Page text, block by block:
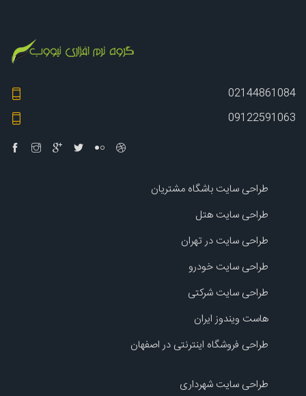
02144861084
09122591063
طراحی سایت باشگاه مشتریان
طراحی سایت هتل
طراحی سایت در تهران
طراحی سایت خودرو
طراحی سایت شرکتی
هاست ویندوز ایران
طراحی فروشگاه اینترنتی در اصفهان
طراحی سایت شهرداری